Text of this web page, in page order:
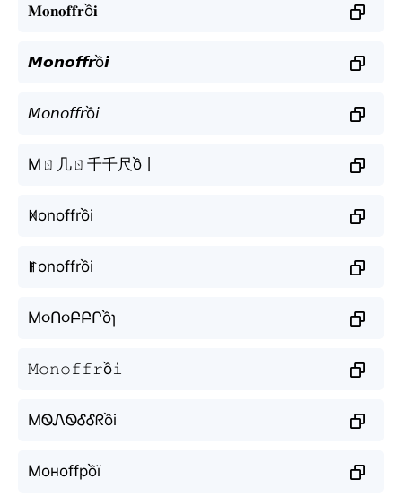
𝐌𝐨𝐧𝐨𝐟𝐟𝐫ồ𝐢
𝙈𝙤𝙣𝙤𝙛𝙛𝙧ồ𝙞
𝘔𝘰𝘯𝘰𝘧𝘧𝘳ồ𝘪
Mㄖ几ㄖ千千尺ồ丨
ꁒonoffrồi
ꂵonoffrồi
M૦Ո૦ԲԲՐồɿ
𝙼𝚘𝚗𝚘𝚏𝚏𝚛ồ𝚒
MᏫᏁᏫᎴᎴᖇồi
Моноffрồї